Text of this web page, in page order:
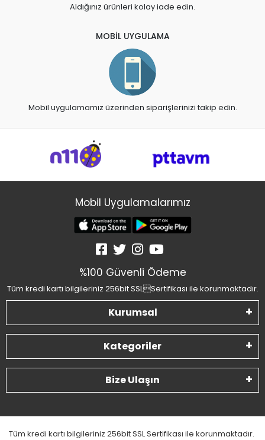
Aldığınız ürünleri kolay iade edin.
MOBİL UYGULAMA
Mobil uygulamamız üzerinden siparişlerinizi takip edin.
Mobil Uygulamalarımız
%100 Güvenli Ödeme
Tüm kredi kartı bilgileriniz 256bit SSLSertifikası ile korunmaktadır.
Kurumsal
Kategoriler
Bize Ulaşın
Tüm kredi kartı bilgileriniz 256bit SSL Sertifikası ile korunmaktadır.